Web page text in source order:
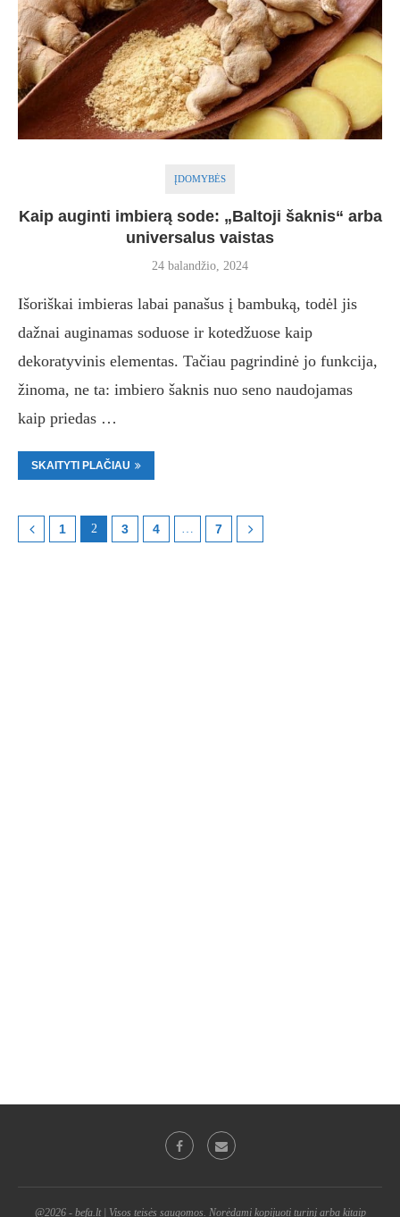
ĮDOMYBĖS
Kaip auginti imbierą sode: „Baltoji šaknis“ arba
universalus vaistas
24 balandžio, 2024
Išoriškai imbieras labai panašus į bambuką, todėl jis
dažnai auginamas soduose ir kotedžuose kaip
dekoratyvinis elementas. Tačiau pagrindinė jo funkcija,
žinoma, ne ta: imbiero šaknis nuo seno naudojamas
kaip priedas …
SKAITYTI PLAČIAU
1 2 3 4 … 7
@2026 - befa.lt | Visos teisės saugomos. Norėdami kopijuoti turinį arba kitaip